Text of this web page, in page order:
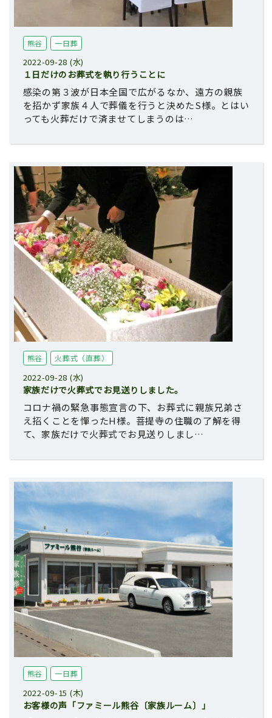
熊谷 一日葬
2022-09-28 (水)
１日だけのお葬式を執り行うことに
感染の第３波が日本全国で広がるなか、遠方の親族
を招かず家族４人で葬儀を行うと決めたS様。とはい
っても火葬だけで済ませてしまうのは…
熊谷 火葬式（直葬）
2022-09-28 (水)
家族だけで火葬式でお見送りしました。
コロナ禍の緊急事態宣言の下、お葬式に親族兄弟さ
え招くことを憚ったH様。菩提寺の住職の了解を得
て、家族だけで火葬式でお見送りしまし…
熊谷 一日葬
2022-09-15 (木)
お客様の声「ファミール熊谷〔家族ルーム〕」